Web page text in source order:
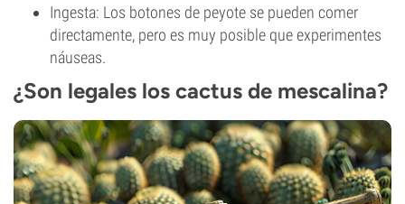
Ingesta: Los botones de peyote se pueden comer
directamente, pero es muy posible que experimentes
náuseas.
¿Son legales los cactus de mescalina?